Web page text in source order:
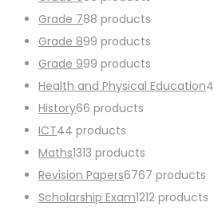
Grade 788 products
Grade 899 products
Grade 999 products
Health and Physical Education4
History66 products
ICT44 products
Maths1313 products
Revision Papers6767 products
Scholarship Exam1212 products